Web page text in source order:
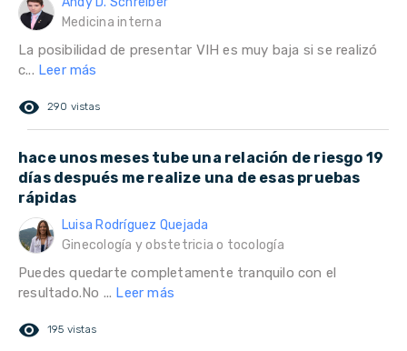
Medicina interna
La posibilidad de presentar VIH es muy baja si se realizó
c... Leer más
remove_red_eye 290 vistas
hace unos meses tube una relación de riesgo 19
días después me realize una de esas pruebas
rápidas
Luisa Rodríguez Quejada
Ginecología y obstetricia o tocología
Puedes quedarte completamente tranquilo con el
resultado.No ... Leer más
remove_red_eye 195 vistas